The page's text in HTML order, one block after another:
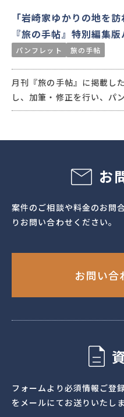
「岩崎家ゆかりの地を訪
『旅の手帖』特別編集
パンフレット 旅の手帖
月刊『旅の手帖』に掲載し
し、加筆・修正を行い、パ
市に残る岩崎久彌ゆかりの
ることで広く発信しました
お
案件のご相談や料金のお問
りお問い合わせください。
お問い合
フォームより必須情報ご登
をメールにてお送りいたしま